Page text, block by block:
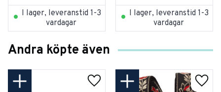
I lager, leveranstid 1-3
vardagar
I lager, leveranstid 1-3
vardagar
Andra köpte även